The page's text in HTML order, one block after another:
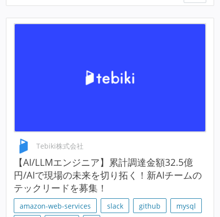
Tebiki株式会社
【AI/LLMエンジニア】累計調達金額32.5億
円/AIで現場の未来を切り拓く！新AIチームの
テックリードを募集！
amazon-web-services slack github
mysql